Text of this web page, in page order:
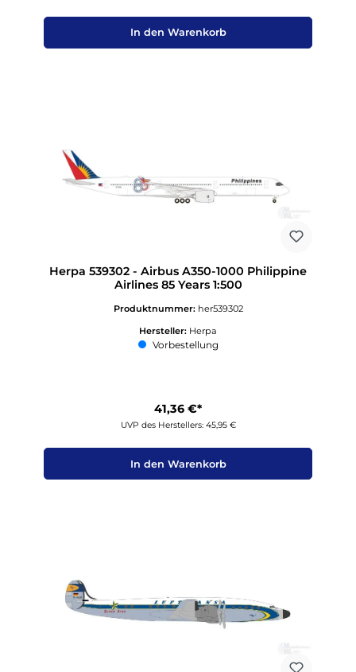
In den Warenkorb
Herpa 539302 - Airbus A350-1000 Philippine
Airlines 85 Years 1:500
Produktnummer: her539302
Hersteller: Herpa
Vorbestellung
41,36 €*
UVP des Herstellers: 45,95 €
In den Warenkorb